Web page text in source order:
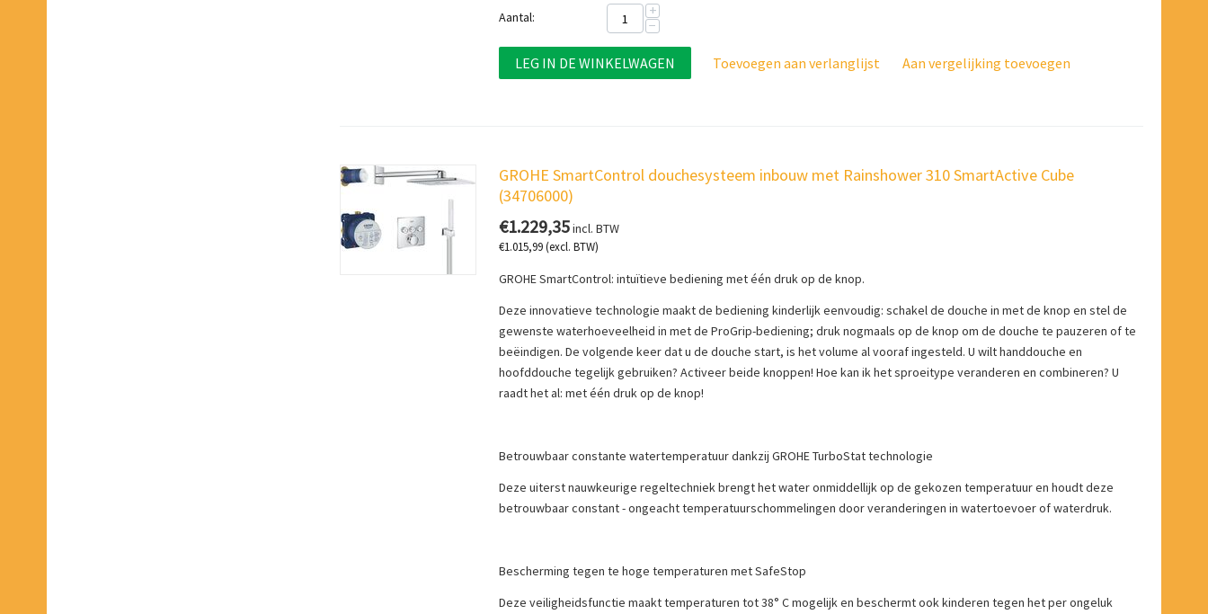
Aantal:
+
−
LEG IN DE WINKELWAGEN Toevoegen aan verlanglijst Aan vergelijking toevoegen
GROHE SmartControl douchesysteem inbouw met Rainshower 310 SmartActive Cube
(34706000)
€1.229,35incl. BTW
€1.015,99(excl. BTW)
GROHE SmartControl: intuïtieve bediening met één druk op de knop.
Deze innovatieve technologie maakt de bediening kinderlijk eenvoudig: schakel de douche in met de knop en stel de
gewenste waterhoeveelheid in met de ProGrip-bediening; druk nogmaals op de knop om de douche te pauzeren of te
beëindigen. De volgende keer dat u de douche start, is het volume al vooraf ingesteld. U wilt handdouche en
hoofddouche tegelijk gebruiken? Activeer beide knoppen! Hoe kan ik het sproeitype veranderen en combineren? U
raadt het al: met één druk op de knop!
Betrouwbaar constante watertemperatuur dankzij GROHE TurboStat technologie
Deze uiterst nauwkeurige regeltechniek brengt het water onmiddellijk op de gekozen temperatuur en houdt deze
betrouwbaar constant - ongeacht temperatuurschommelingen door veranderingen in watertoevoer of waterdruk.
Bescherming tegen te hoge temperaturen met SafeStop
Deze veiligheidsfunctie maakt temperaturen tot 38° C mogelijk en beschermt ook kinderen tegen het per ongeluk